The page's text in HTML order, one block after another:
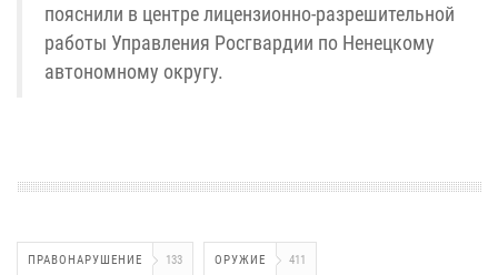
пояснили в центре лицензионно-разрешительной
работы Управления Росгвардии по Ненецкому
автономному округу.
ПРАВОНАРУШЕНИЕ 133 ОРУЖИЕ 411